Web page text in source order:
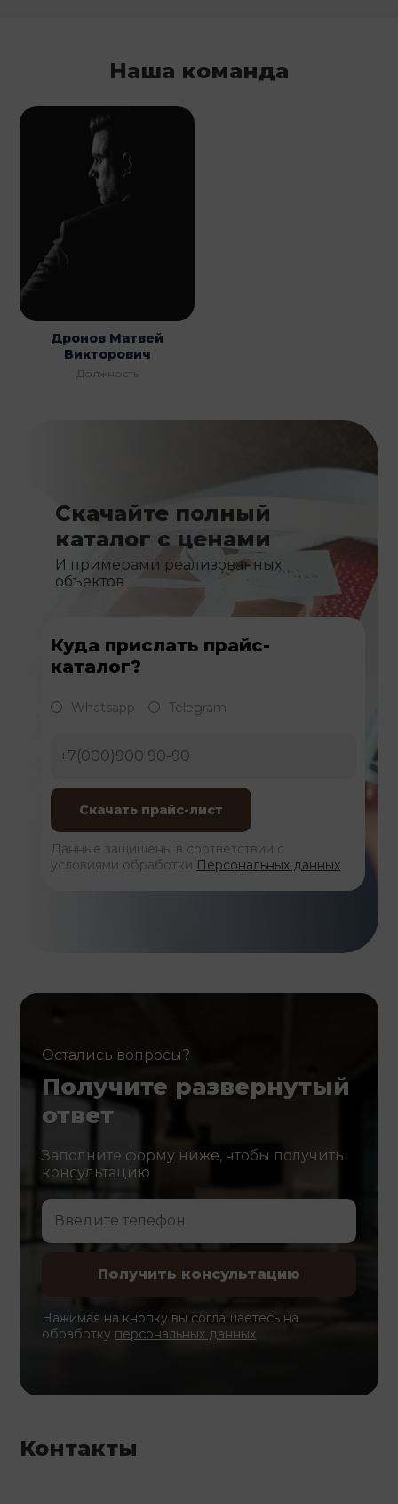
Наша команда
Дронов Матвей
Викторович
Должность
Скачайте полный
каталог с ценами
И примерами реализованных
объектов
Куда прислать прайс-
каталог?
Whatsapp Telegram
Данные защищены в соответствии с
условиями обработки Персональных данных
Остались вопросы?
Получите развернутый
ответ
Заполните форму ниже, чтобы получить
консультацию
Нажимая на кнопку вы соглашаетесь на
обработку персональных данных
Контакты